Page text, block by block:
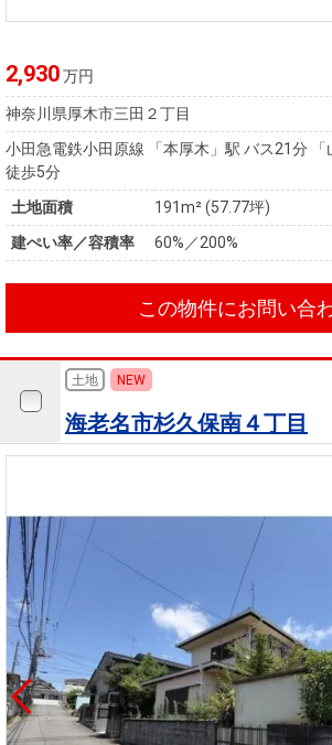
2,930万円
神奈川県厚木市三田２丁目
小田急電鉄小田原線 「本厚木」駅 バス21分
徒歩5分
土地面積
191m² (57.77坪)
建ぺい率／容積率
60%／200%
この物件にお問い合
土地 NEW
海老名市杉久保南４丁目